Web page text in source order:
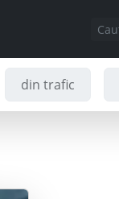
din trafic